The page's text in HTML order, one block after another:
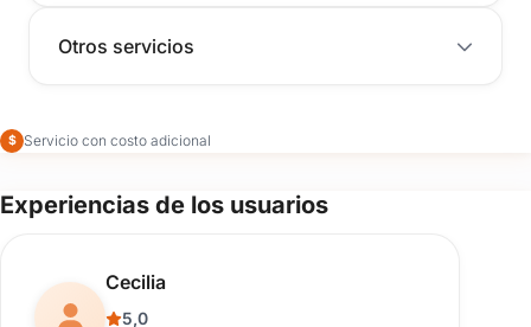
Otros servicios
$ Servicio con costo adicional
Experiencias de los usuarios
Reseña de usuario.
Cecilia
5,0